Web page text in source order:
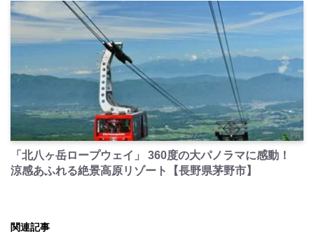
PR
「北八ヶ岳ロープウェイ」 360度の大パノラマに感動！
涼感あふれる絶景高原リゾート【長野県茅野市】
関連記事